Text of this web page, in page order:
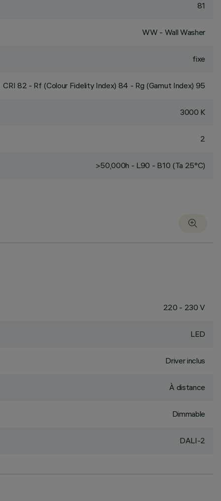
81
WW - Wall Washer
fixe
CRI 82 - Rf (Colour Fidelity Index) 84 - Rg (Gamut Index) 95
3000 K
2
>50,000h - L90 - B10 (Ta 25°C)
220 - 230 V
LED
Driver inclus
À distance
Dimmable
DALI-2